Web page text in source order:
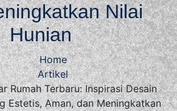
Nilai
Hunian
Home
Artikel
Rumah Terbaru: Inspirasi Desain
Estetis, Aman, dan Meningkatkan